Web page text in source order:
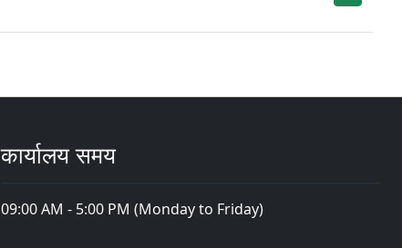
कार्यालय समय
09:00 AM - 5:00 PM (Monday to Friday)